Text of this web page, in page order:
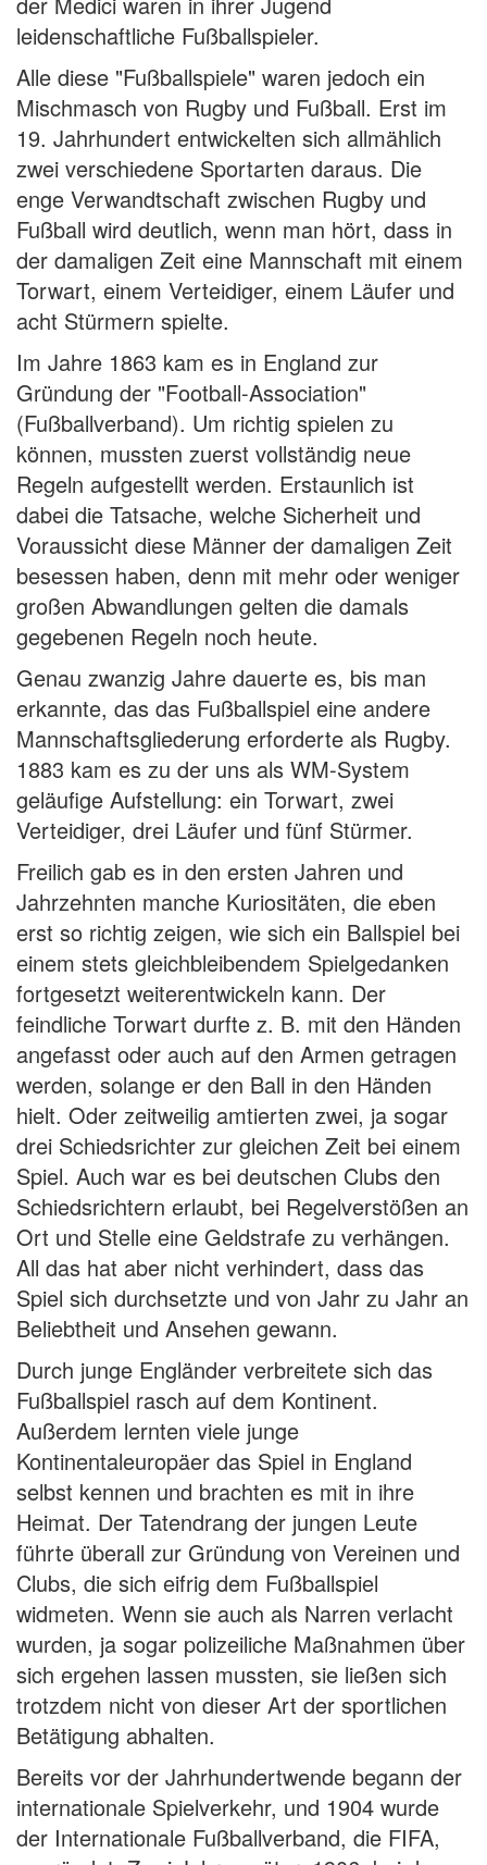
leidenschaftliche Fußballspieler.
Alle diese "Fußballspiele" waren jedoch ein
Mischmasch von Rugby und Fußball. Erst im
19. Jahrhundert entwickelten sich allmählich
zwei verschiedene Sportarten daraus. Die
enge Verwandtschaft zwischen Rugby und
Fußball wird deutlich, wenn man hört, dass in
der damaligen Zeit eine Mannschaft mit einem
Torwart, einem Verteidiger, einem Läufer und
acht Stürmern spielte.
Im Jahre 1863 kam es in England zur
Gründung der "Football-Association"
(Fußballverband). Um richtig spielen zu
können, mussten zuerst vollständig neue
Regeln aufgestellt werden. Erstaunlich ist
dabei die Tatsache, welche Sicherheit und
Voraussicht diese Männer der damaligen Zeit
besessen haben, denn mit mehr oder weniger
großen Abwandlungen gelten die damals
gegebenen Regeln noch heute.
Genau zwanzig Jahre dauerte es, bis man
erkannte, das das Fußballspiel eine andere
Mannschaftsgliederung erforderte als Rugby.
1883 kam es zu der uns als WM-System
geläufige Aufstellung: ein Torwart, zwei
Verteidiger, drei Läufer und fünf Stürmer.
Freilich gab es in den ersten Jahren und
Jahrzehnten manche Kuriositäten, die eben
erst so richtig zeigen, wie sich ein Ballspiel bei
einem stets gleichbleibendem Spielgedanken
fortgesetzt weiterentwickeln kann. Der
feindliche Torwart durfte z. B. mit den Händen
angefasst oder auch auf den Armen getragen
werden, solange er den Ball in den Händen
hielt. Oder zeitweilig amtierten zwei, ja sogar
drei Schiedsrichter zur gleichen Zeit bei einem
Spiel. Auch war es bei deutschen Clubs den
Schiedsrichtern erlaubt, bei Regelverstößen an
Ort und Stelle eine Geldstrafe zu verhängen.
All das hat aber nicht verhindert, dass das
Spiel sich durchsetzte und von Jahr zu Jahr an
Beliebtheit und Ansehen gewann.
Durch junge Engländer verbreitete sich das
Fußballspiel rasch auf dem Kontinent.
Außerdem lernten viele junge
Kontinentaleuropäer das Spiel in England
selbst kennen und brachten es mit in ihre
Heimat. Der Tatendrang der jungen Leute
führte überall zur Gründung von Vereinen und
Clubs, die sich eifrig dem Fußballspiel
widmeten. Wenn sie auch als Narren verlacht
wurden, ja sogar polizeiliche Maßnahmen über
sich ergehen lassen mussten, sie ließen sich
trotzdem nicht von dieser Art der sportlichen
Betätigung abhalten.
Bereits vor der Jahrhundertwende begann der
internationale Spielverkehr, und 1904 wurde
der Internationale Fußballverband, die FIFA,